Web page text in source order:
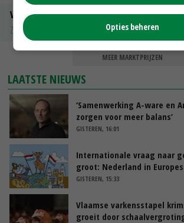
Volle melkpoeder
Zuivel NL
MEER MARKTPRIJZEN
LAATSTE NIEUWS
‘Samenwerking A-ware en
zorgen voor meer balans’
GISTEREN, 16:01
Internationale vraag naar
groot: Nederland in
GISTEREN, 15:33
Vlaamse varkensstapel
groeit door
Opties beheren